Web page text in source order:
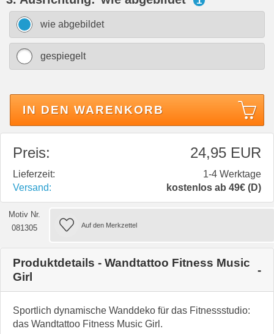
wie abgebildet
gespiegelt
IN DEN WARENKORB
Preis: 24,95 EUR
Lieferzeit:
1-4 Werktage
Versand:
kostenlos ab 49€ (D)
Motiv Nr.
081305
Produktdetails - Wandtattoo Fitness Music
Girl
Sportlich dynamische Wanddeko für das Fitnessstudio:
das Wandtattoo Fitness Music Girl.